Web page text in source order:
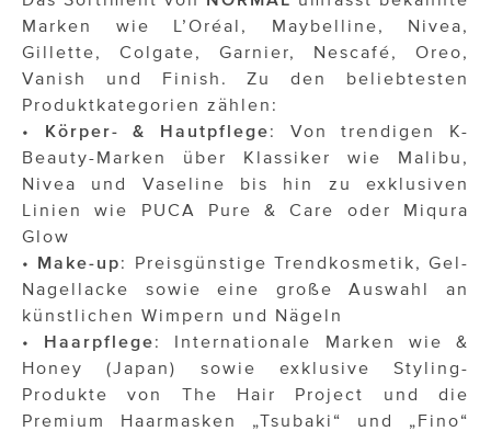
Marken wie L’Oréal, Maybelline, Nivea,
Gillette, Colgate, Garnier, Nescafé, Oreo,
Vanish und Finish. Zu den beliebtesten
Produktkategorien zählen:
• Körper- & Hautpflege: Von trendigen K-
Beauty-Marken über Klassiker wie Malibu,
Nivea und Vaseline bis hin zu exklusiven
Linien wie PUCA Pure & Care oder Miqura
Glow
• Make-up: Preisgünstige Trendkosmetik, Gel-
Nagellacke sowie eine große Auswahl an
künstlichen Wimpern und Nägeln
• Haarpflege: Internationale Marken wie &
Honey (Japan) sowie exklusive Styling-
Produkte von The Hair Project und die
Premium Haarmasken „Tsubaki“ und „Fino“